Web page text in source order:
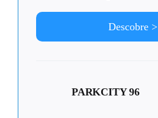
Descobre >
PARKCITY 96